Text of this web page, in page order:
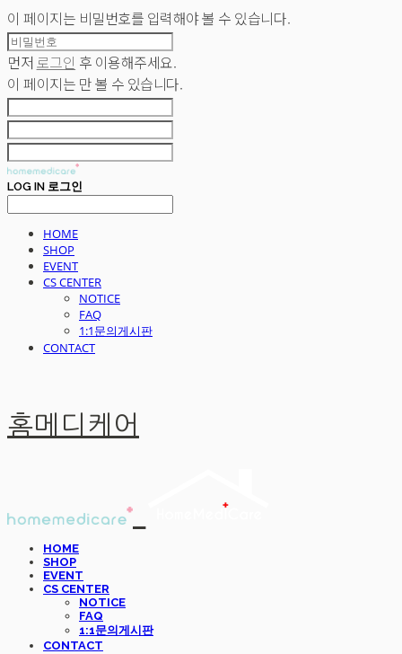
이 페이지는 비밀번호를 입력해야 볼 수 있습니다.
먼저 로그인 후 이용해주세요.
이 페이지는 만 볼 수 있습니다.
LOG IN 로그인
HOME
SHOP
EVENT
CS CENTER
NOTICE
FAQ
1:1문의게시판
CONTACT
홈메디케어
HOME
SHOP
EVENT
CS CENTER
NOTICE
FAQ
1:1문의게시판
CONTACT